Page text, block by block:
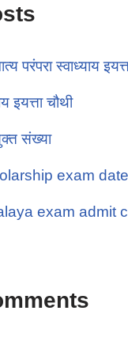
परंपरा स्वाध्याय
इयत्ता चौथी
संख्या
exam
exam admit